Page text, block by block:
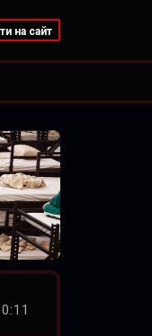
на сайт